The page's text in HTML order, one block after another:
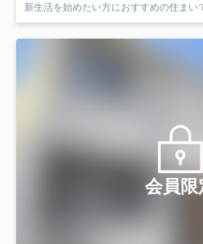
新生活を始めたい方におすすめの住まい
会員限